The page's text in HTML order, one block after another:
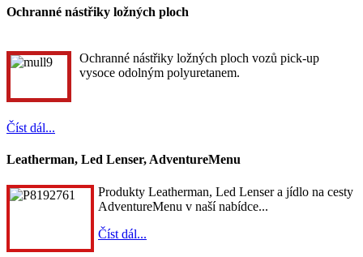
Ochranné nástřiky ložných ploch
Ochranné nástřiky ložných ploch vozů pick-up
vysoce odolným polyuretanem.
Číst dál...
Leatherman, Led Lenser, AdventureMenu
Produkty Leatherman, Led Lenser a jídlo na cesty
AdventureMenu v naší nabídce...
Číst dál...